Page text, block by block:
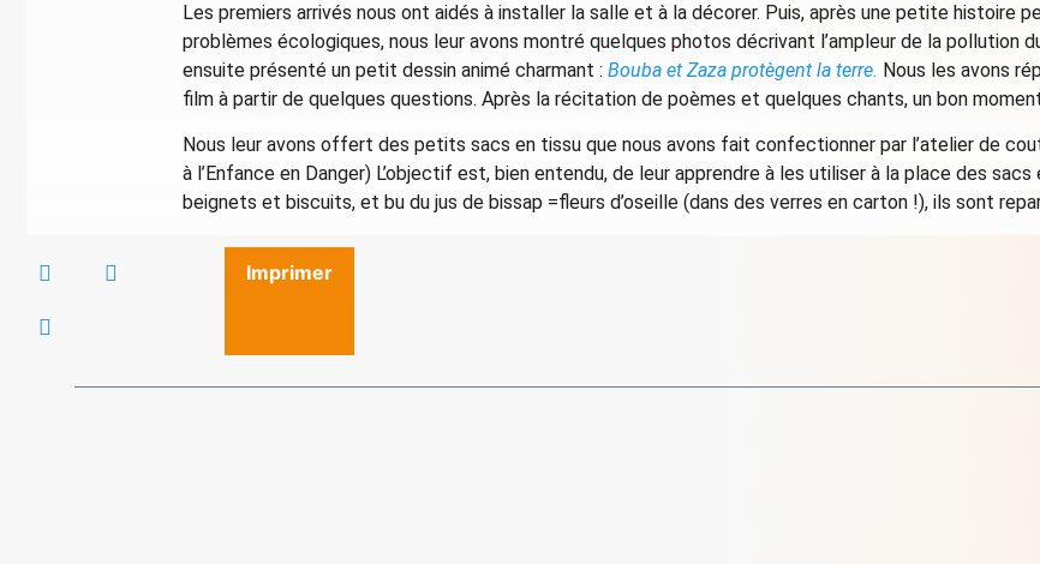
Les premiers arrivés nous ont aidés à installer la salle et à la décorer. Puis, après une petite histoire
problèmes écologiques, nous leur avons montré quelques photos décrivant l’ampleur de la pollution
ensuite présenté un petit dessin animé charmant : Bouba et Zaza protègent la terre. Nous les avons
film à partir de quelques questions. Après la récitation de poèmes et quelques chants, un bon
Nous leur avons offert des petits sacs en tissu que nous avons fait confectionner par l’atelier de
à l’Enfance en Danger) L’objectif est, bien entendu, de leur apprendre à les utiliser à la place des
beignets et biscuits, et bu du jus de bissap =fleurs d’oseille (dans des verres en carton !), ils sont
Imprimer